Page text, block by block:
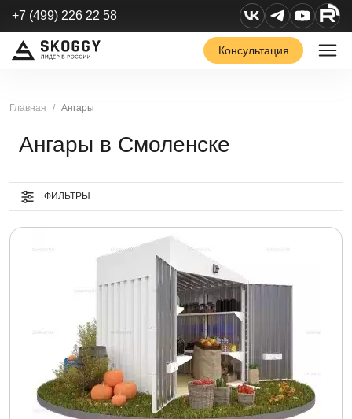
+7 (499) 226 22 58
Консультация
Главная Ангары
Ангары в Смоленске
ФИЛЬТРЫ